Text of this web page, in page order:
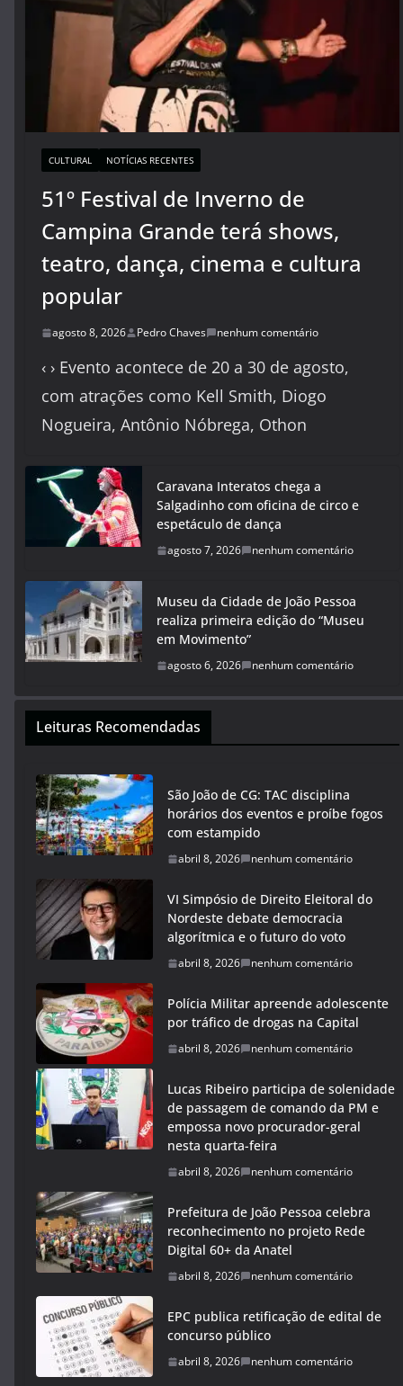
CULTURAL NOTÍCIAS RECENTES
51º Festival de Inverno de
Campina Grande terá shows,
teatro, dança, cinema e cultura
popular
agosto 8, 2026 Pedro Chaves nenhum comentário
‹ › Evento acontece de 20 a 30 de agosto,
com atrações como Kell Smith, Diogo
Nogueira, Antônio Nóbrega, Othon
Caravana Interatos chega a
Salgadinho com oficina de circo e
espetáculo de dança
agosto 7, 2026 nenhum comentário
Museu da Cidade de João Pessoa
realiza primeira edição do “Museu
em Movimento”
agosto 6, 2026 nenhum comentário
Leituras Recomendadas
São João de CG: TAC disciplina
horários dos eventos e proíbe fogos
com estampido
abril 8, 2026 nenhum comentário
VI Simpósio de Direito Eleitoral do
Nordeste debate democracia
algorítmica e o futuro do voto
abril 8, 2026 nenhum comentário
Polícia Militar apreende adolescente
por tráfico de drogas na Capital
abril 8, 2026 nenhum comentário
Lucas Ribeiro participa de solenidade
de passagem de comando da PM e
empossa novo procurador-geral
nesta quarta-feira
abril 8, 2026 nenhum comentário
Prefeitura de João Pessoa celebra
reconhecimento no projeto Rede
Digital 60+ da Anatel
abril 8, 2026 nenhum comentário
EPC publica retificação de edital de
concurso público
abril 8, 2026 nenhum comentário